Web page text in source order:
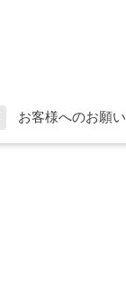
お客様へのお願い